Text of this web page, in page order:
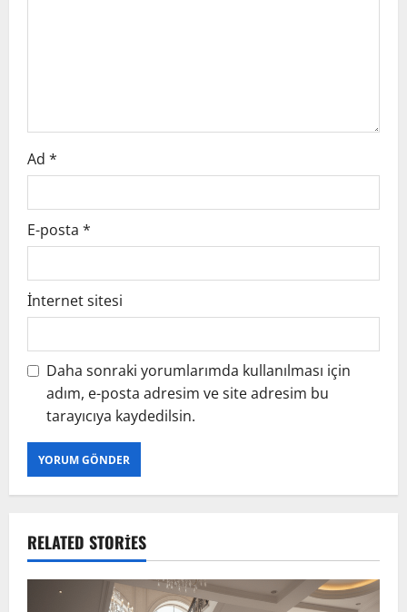
Ad *
E-posta *
İnternet sitesi
Daha sonraki yorumlarımda kullanılması için
adım, e-posta adresim ve site adresim bu
tarayıcıya kaydedilsin.
RELATED STORIES